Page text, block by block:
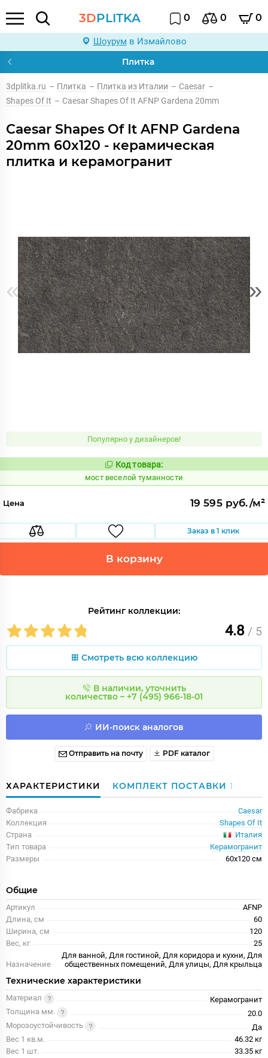
3DPLITKA 0 0 0
Шоурум в Измайлово
Плитка
3dplitka.ru – Плитка – Плитка из Италии – Caesar –
Shapes Of It – Caesar Shapes Of It AFNP Gardena 20mm
Caesar Shapes Of It AFNP Gardena
20mm 60x120 - керамическая
плитка и керамогранит
« »
Популярно у дизайнеров!
Код:
1016859
Код товара:
мост веселой туманности
Цена 19 595 руб./м²
Заказ в 1 клик
В корзину
Рейтинг коллекции:
4.8 / 5
Смотреть всю коллекцию
В наличии, уточнить
количество – +7 (495) 966-18-01
ИИ-поиск аналогов
Отправить на почту PDF каталог
ХАРАКТЕРИСТИКИ КОМПЛЕКТ ПОСТАВКИ 1
Фабрика
Caesar
Коллекция
Shapes Of It
Страна
Италия
Тип товара
Керамогранит
Размеры
60x120 см
Общие
Артикул
AFNP
Длина, см
60
Ширина, см
120
Вес, кг
25
Назначение
Для ванной, Для гостиной, Для коридора и кухни, Для
общественных помещений, Для улицы, Для крыльца
Технические характеристики
Материал
Керамогранит
Толщина мм.
20.0
Морозоустойчивость
Да
Вес 1 кв.м.
46.32 кг
Вес 1 шт.
33.35 кг